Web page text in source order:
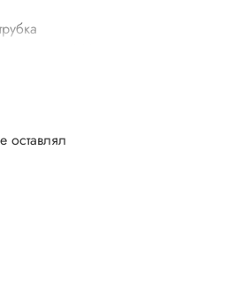
600D
300D с PU пропиткой
150 кг
оставлял